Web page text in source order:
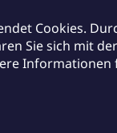
Cookies.
Sie sich mit
Informationen
und Bürsten